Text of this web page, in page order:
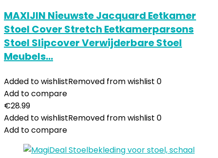
MAXIJIN Nieuwste Jacquard Eetkamer
Stoel Cover Stretch Eetkamerparsons
Stoel Slipcover Verwijderbare Stoel
Meubels…
Added to wishlistRemoved from wishlist 0
Add to compare
€28.99
Added to wishlistRemoved from wishlist 0
Add to compare